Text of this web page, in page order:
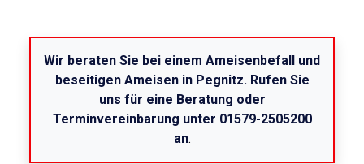
Wir beraten Sie bei einem Ameisenbefall und
beseitigen Ameisen in Pegnitz. Rufen Sie
uns für eine Beratung oder
Terminvereinbarung unter 01579-2505200
an.